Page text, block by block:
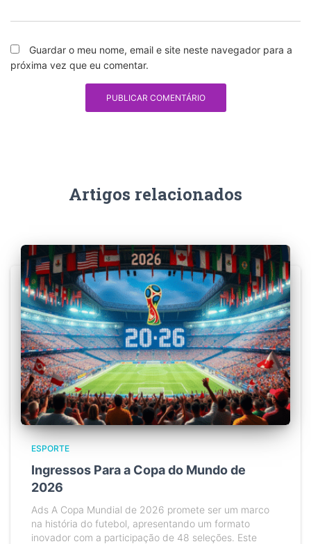
Guardar o meu nome, email e site neste navegador para a
próxima vez que eu comentar.
Artigos relacionados
ESPORTE
Ingressos Para a Copa do Mundo de
2026
Ads A Copa Mundial de 2026 promete ser um marco
na história do futebol, apresentando um formato
inovador com a participação de 48 seleções. Este